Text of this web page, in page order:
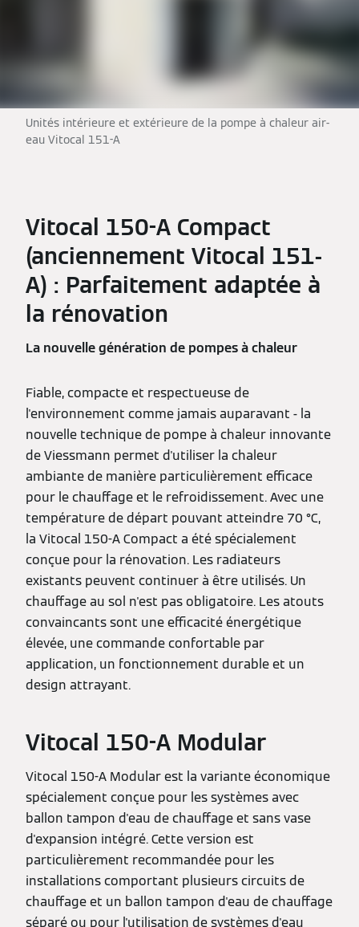
Unités intérieure et extérieure de la pompe à chaleur air-
eau Vitocal 151-A
Vitocal 150-A Compact
(anciennement Vitocal 151-
A) : Parfaitement adaptée à
la rénovation
La nouvelle génération de pompes à chaleur
Fiable, compacte et respectueuse de
l'environnement comme jamais auparavant - la
nouvelle technique de pompe à chaleur innovante
de Viessmann permet d'utiliser la chaleur
ambiante de manière particulièrement efficace
pour le chauffage et le refroidissement. Avec une
température de départ pouvant atteindre 70 °C,
la Vitocal 150-A Compact a été spécialement
conçue pour la rénovation. Les radiateurs
existants peuvent continuer à être utilisés. Un
chauffage au sol n'est pas obligatoire. Les atouts
convaincants sont une efficacité énergétique
élevée, une commande confortable par
application, un fonctionnement durable et un
design attrayant.
Vitocal 150-A Modular
Vitocal 150-A Modular est la variante économique
spécialement conçue pour les systèmes avec
ballon tampon d'eau de chauffage et sans vase
d'expansion intégré. Cette version est
particulièrement recommandée pour les
installations comportant plusieurs circuits de
chauffage et un ballon tampon d'eau de chauffage
séparé ou pour l'utilisation de systèmes d'eau